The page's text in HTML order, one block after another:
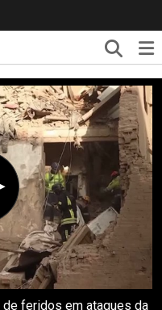
feridos em ataques da